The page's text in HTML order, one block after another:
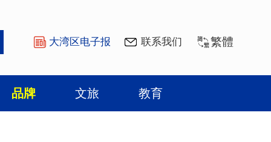
大湾区电子报 联系我们 繁體
品牌 文旅 教育